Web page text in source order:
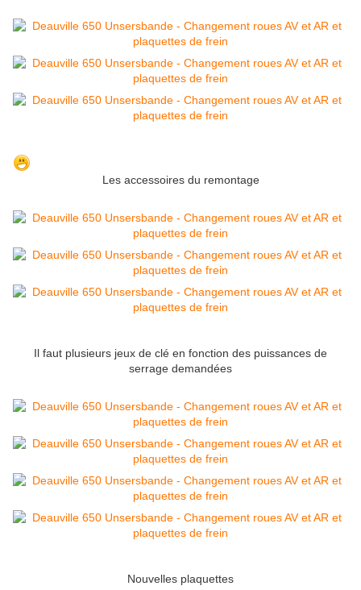
Les accessoires du remontage
Il faut plusieurs jeux de clé en fonction des puissances de
serrage demandées
Nouvelles plaquettes